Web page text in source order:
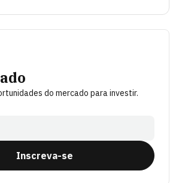
do mercado para investir.
Inscreva-se